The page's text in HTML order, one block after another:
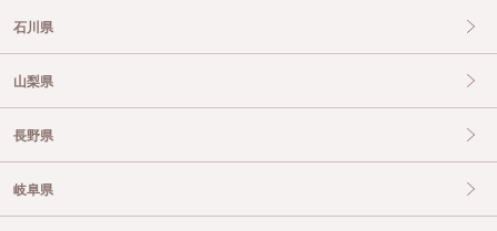
石川県
山梨県
長野県
岐阜県